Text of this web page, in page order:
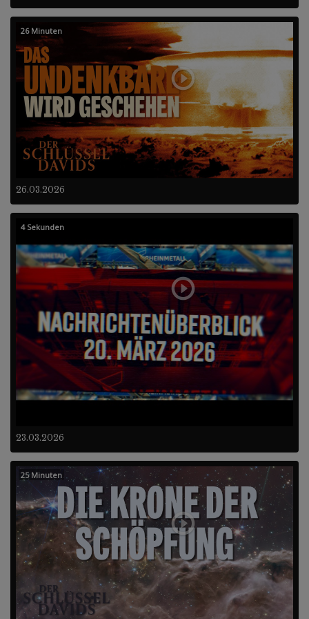
26.03.2026
26 Minuten
23.03.2026
4 Sekunden
25 Minuten